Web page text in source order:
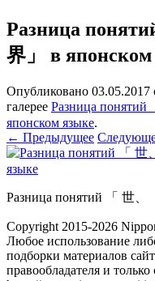
Разница
界」 в
Опубликовано 03.05.2017
галерее Разница
японском языке.
← Предыдущее
Разница понятий 「 世
Copyright 2015-2026
Любое использование
подборки материалов
правообладателя и